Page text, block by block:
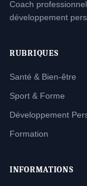
Coach
développement
RUBRIQUES
Santé & Bien-être
Sport & Forme
Développement
Formation
INFORMATIONS